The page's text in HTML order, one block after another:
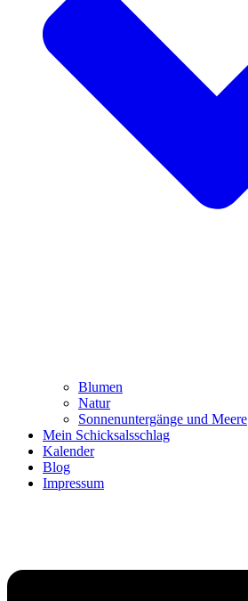
Blumen
Natur
Sonnenuntergänge und Meere
Mein Schicksalsschlag
Kalender
Blog
Impressum